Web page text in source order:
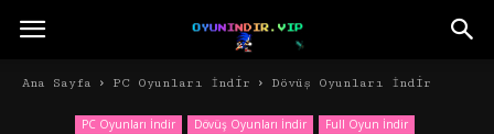
Ana Sayfa PC Oyunları İndir Dövüş Oyunları İndir
PC Oyunları İndir Dövüş Oyunları İndir
Full Oyun İndir